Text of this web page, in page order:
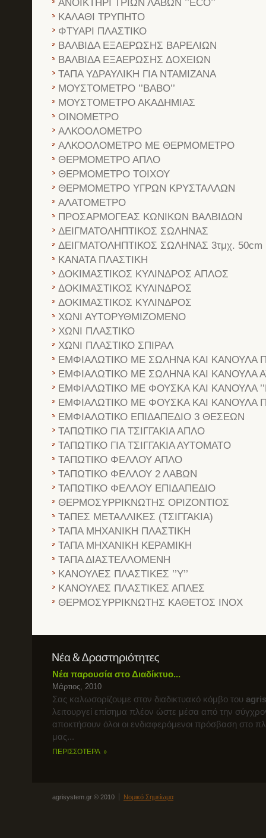
ΑΝΟΙΚΤΗΡΙ ΤΡΙΩΝ ΛΑΒΩΝ ’’ECO’’
ΚΑΛΑΘΙ ΤΡΥΠΗΤΟ
ΦΤΥΑΡΙ ΠΛΑΣΤΙΚΟ
ΒΑΛΒΙΔΑ ΕΞΑΕΡΩΣΗΣ ΒΑΡΕΛΙΩΝ
ΒΑΛΒΙΔΑ ΕΞΑΕΡΩΣΗΣ ΔΟΧΕΙΩΝ
ΤΑΠΑ ΥΔΡΑΥΛΙΚΗ ΓΙΑ ΝΤΑΜΙΖΑΝΑ
ΜΟΥΣΤΟΜΕΤΡΟ ’’ΒΑΒΟ’’
ΜΟΥΣΤΟΜΕΤΡΟ ΑΚΑΔΗΜΙΑΣ
ΟΙΝΟΜΕΤΡΟ
ΑΛΚΟΟΛΟΜΕΤΡΟ
ΑΛΚΟΟΛΟΜΕΤΡΟ ΜΕ ΘΕΡΜΟΜΕΤΡΟ
ΘΕΡΜΟΜΕΤΡΟ ΑΠΛΟ
ΘΕΡΜΟΜΕΤΡΟ ΤΟΙΧΟΥ
ΘΕΡΜΟΜΕΤΡΟ ΥΓΡΩΝ ΚΡΥΣΤΑΛΛΩΝ
ΑΛΑΤΟΜΕΤΡΟ
ΠΡΟΣΑΡΜΟΓΕΑΣ ΚΩΝΙΚΩΝ ΒΑΛΒΙΔΩΝ
ΔΕΙΓΜΑΤΟΛΗΠΤΙΚΟΣ ΣΩΛΗΝΑΣ
ΔΕΙΓΜΑΤΟΛΗΠΤΙΚΟΣ ΣΩΛΗΝΑΣ 3τμχ. 50cm
ΚΑΝΑΤΑ ΠΛΑΣΤΙΚΗ
ΔΟΚΙΜΑΣΤΙΚΟΣ ΚΥΛΙΝΔΡΟΣ ΑΠΛΟΣ
ΔΟΚΙΜΑΣΤΙΚΟΣ ΚΥΛΙΝΔΡΟΣ
ΔΟΚΙΜΑΣΤΙΚΟΣ ΚΥΛΙΝΔΡΟΣ
ΧΩΝΙ ΑΥΤΟΡΥΘΜΙΖΟΜΕΝΟ
ΧΩΝΙ ΠΛΑΣΤΙΚΟ
ΧΩΝΙ ΠΛΑΣΤΙΚΟ ΣΠΙΡΑΛ
ΕΜΦΙΑΛΩΤΙΚΟ ΜΕ ΣΩΛΗΝΑ ΚΑΙ ΚΑΝΟΥΛΑ
ΕΜΦΙΑΛΩΤΙΚΟ ΜΕ ΣΩΛΗΝΑ ΚΑΙ ΚΑΝΟΥΛΑ
ΕΜΦΙΑΛΩΤΙΚΟ ΜΕ ΦΟΥΣΚΑ ΚΑΙ ΚΑΝΟΥΛΑ
ΕΜΦΙΑΛΩΤΙΚΟ ΜΕ ΦΟΥΣΚΑ ΚΑΙ ΚΑΝΟΥΛΑ
ΕΜΦΙΑΛΩΤΙΚΟ ΕΠΙΔΑΠΕΔΙΟ 3 ΘΕΣΕΩΝ
ΤΑΠΩΤΙΚΟ ΓΙΑ ΤΣΙΓΓΑΚΙΑ ΑΠΛΟ
ΤΑΠΩΤΙΚΟ ΓΙΑ ΤΣΙΓΓΑΚΙΑ ΑΥΤΟΜΑΤΟ
ΤΑΠΩΤΙΚΟ ΦΕΛΛΟΥ ΑΠΛΟ
ΤΑΠΩΤΙΚΟ ΦΕΛΛΟΥ 2 ΛΑΒΩΝ
ΤΑΠΩΤΙΚΟ ΦΕΛΛΟΥ ΕΠΙΔΑΠΕΔΙΟ
ΘΕΡΜΟΣΥΡΡΙΚΝΩΤΗΣ ΟΡΙΖΟΝΤΙΟΣ
ΤΑΠΕΣ ΜΕΤΑΛΛΙΚΕΣ (ΤΣΙΓΓΑΚΙΑ)
ΤΑΠΑ ΜΗΧΑΝΙΚΗ ΠΛΑΣΤΙΚΗ
ΤΑΠΑ ΜΗΧΑΝΙΚΗ ΚΕΡΑΜΙΚΗ
ΤΑΠΑ ΔΙΑΣΤΕΛΛΟΜΕΝΗ
ΚΑΝΟΥΛΕΣ ΠΛΑΣΤΙΚΕΣ ’’Υ’’
ΚΑΝΟΥΛΕΣ ΠΛΑΣΤΙΚΕΣ ΑΠΛΕΣ
ΘΕΡΜΟΣΥΡΡΙΚΝΩΤΗΣ ΚΑΘΕΤΟΣ INOX
Νέα παρουσία στο Διαδίκτυο...
Μάρτιος, 2010
Σας καλωσορίζουμε στον διαδικτυακό κόμβο του
λειτουργεί επίσημα πλέον ώστε μέσα από την
αποκτήσουν όλοι οι ενδιαφερόμενοι πρόσβαση στο
μας...
ΠΕΡΙΣΣΟΤΕΡΑ
agrisystem.gr © 2010 Νομικό Σημείωμα